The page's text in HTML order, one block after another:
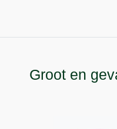
Groot en